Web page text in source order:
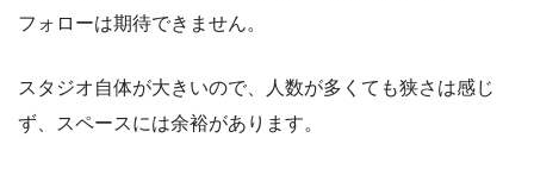
フォローは期待できません。
スタジオ自体が大きいので、人数が多くても狭さは感じ
ず、スペースには余裕があります。